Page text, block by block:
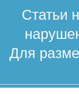
Статьи
Для